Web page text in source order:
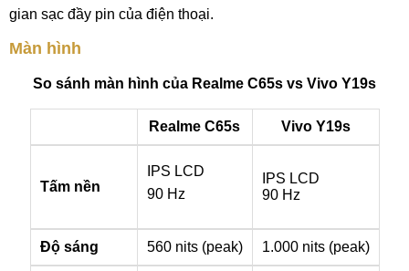
gian sạc đầy pin của điện thoại.
Màn hình
So sánh màn hình của Realme C65s vs Vivo Y19s
Realme C65s Vivo Y19s
Tấm nền
IPS LCD
90 Hz
IPS LCD
90 Hz
Độ sáng 560 nits (peak) 1.000 nits (peak)